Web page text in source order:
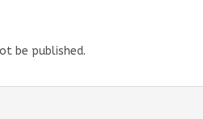
be published.